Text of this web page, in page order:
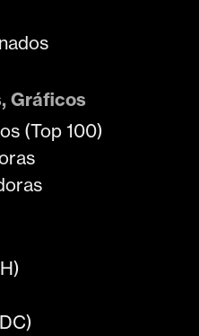
Gráficos
(Top 100)